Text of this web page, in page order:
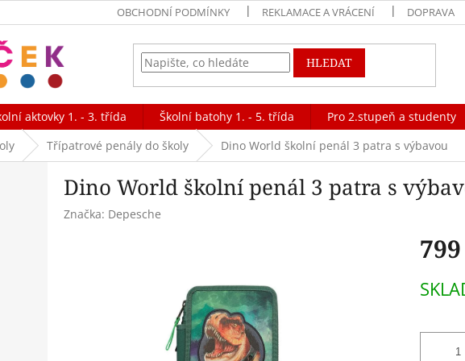
OBCHODNÍ PODMÍNKY REKLAMACE A VRÁCENÍ DOPRAVA
HLEDAT
aktovky 1. - 3. třída Školní batohy 1. - 5. třída Pro 2.stupeň a studenty
Třípatrové penály do školy Dino World školní penál 3 patra s výbavou
Dino World školní penál 3 patra s
Značka: Depesche
cena: